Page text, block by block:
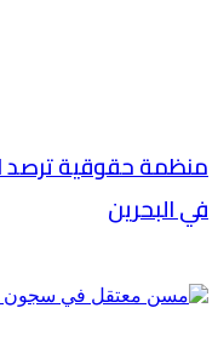
منظمة حقوقية ترصد
في البحرين